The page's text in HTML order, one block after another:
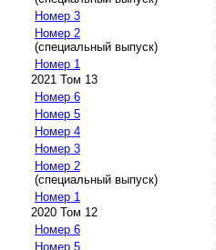
Номер 3
Номер 2
(специальный выпуск)
Номер 1
2021 Том 13
Номер 6
Номер 5
Номер 4
Номер 3
Номер 2
(специальный выпуск)
Номер 1
2020 Том 12
Номер 6
Номер 5